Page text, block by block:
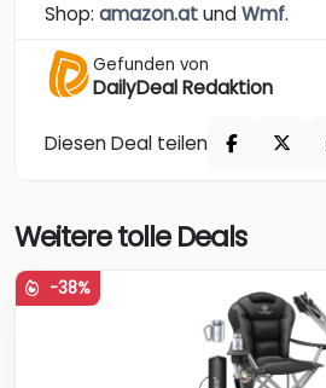
Shop: amazon.atundWmf.
Gefunden von
DailyDeal Redaktion
Diesen Deal teilen
Weitere tolle Deals
-38%